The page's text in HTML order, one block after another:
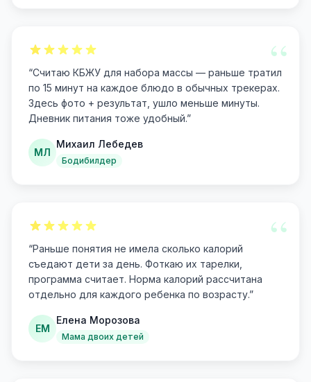
“
“Считаю КБЖУ для набора массы — раньше тратил
по 15 минут на каждое блюдо в обычных трекерах.
Здесь фото + результат, ушло меньше минуты.
Дневник питания тоже удобный.”
МЛ
Михаил Лебедев
Бодибилдер
“
“Раньше понятия не имела сколько калорий
съедают дети за день. Фоткаю их тарелки,
программа считает. Норма калорий рассчитана
отдельно для каждого ребенка по возрасту.”
ЕМ
Елена Морозова
Мама двоих детей